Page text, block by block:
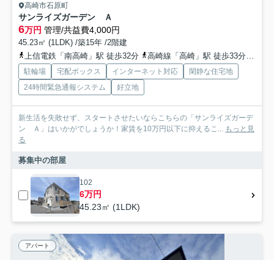
高崎市石原町
サンライズガーデン Ａ
6万円 管理/共益費4,000円
45.23㎡ (1LDK) /築15年 /2階建
上信電鉄「南高崎」駅 徒歩32分
高崎線「高崎」駅 徒歩33分
駐輪場 宅配ボックス インターネット対応
閑静な住宅地
24時間緊急通報システム
好立地
新生活を失敗せず、スタートさせたいならこちらの「サンライズガーデ
ン Ａ」はいかがでしょうか！家賃を10万円以下に抑えるこ... もっと見
る
募集中の部屋
102
6万円
45.23㎡ (1LDK)
アパート